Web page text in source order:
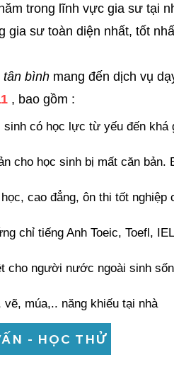
trong lĩnh vực gia sư tại
gia sư toàn diện nhất, tốt
tân bình mang đến dịch vụ
, bao gồm :
sinh có học lực từ yếu đến khá
cho học sinh bị mất căn bản.
, cao đẳng, ôn thi tốt nghiệp
chỉ tiếng Anh Toeic, Toefl,
cho người nước ngoài sinh
vẽ, múa,.. năng khiếu tại nhà
- HỌC THỬ